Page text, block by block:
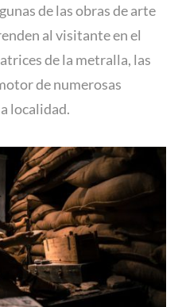
de las obras de arte
al visitante en el
de la metralla, las
de numerosas
localidad.